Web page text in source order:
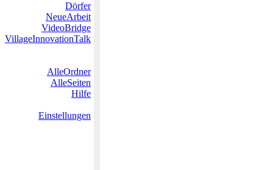
Dörfer
NeueArbeit
VideoBridge
VillageInnovationTalk
AlleOrdner
AlleSeiten
Hilfe
Einstellungen